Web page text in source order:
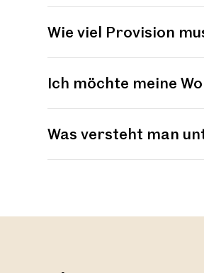
Wie viel Provision
Ich möchte meine
Was versteht man